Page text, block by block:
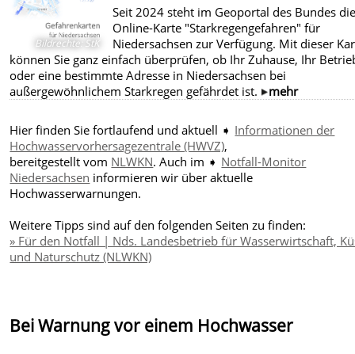
Bildrechte: StK
Seit 2024 steht im Geoportal des Bundes die
Online-Karte "Starkregengefahren" für
Niedersachsen zur Verfügung. Mit dieser
können Sie ganz einfach überprüfen, ob Ihr Zuhause, Ihr
oder eine bestimmte Adresse in Niedersachsen bei
außergewöhnlichem Starkregen gefährdet ist.
mehr
Hier finden Sie fortlaufend und aktuell ➧ Informationen der
Hochwasservorhersagezentrale (HWVZ),
bereitgestellt vom NLWKN. Auch im ➧ Notfall-Monitor
Niedersachsen informieren wir über aktuelle
Hochwasserwarnungen.
Weitere Tipps sind auf den folgenden Seiten zu finden:
» Für den Notfall | Nds. Landesbetrieb für Wasserwirtschaft,
und Naturschutz (NLWKN)
Bei Warnung vor einem Hochwasser